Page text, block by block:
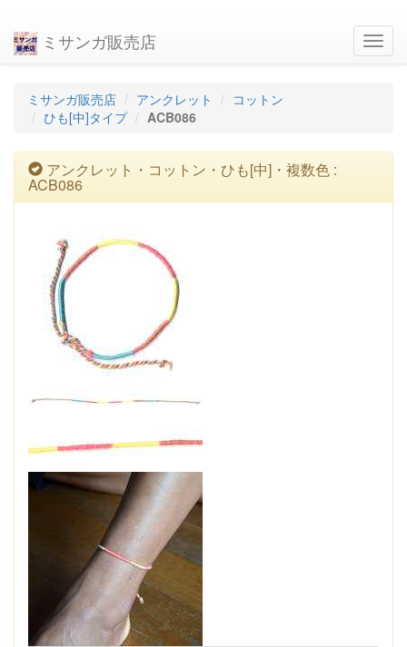
ミサンガ販売店
ミサンガ販売店 アンクレット
コットン
ひも[中]タイプ
ACB086
アンクレット・コットン・ひも[中]・複数色 :
ACB086